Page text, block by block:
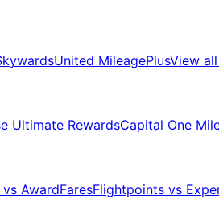
United MileagePlusView
Ultimate RewardsCapital One
AwardFaresFlightpoints vs